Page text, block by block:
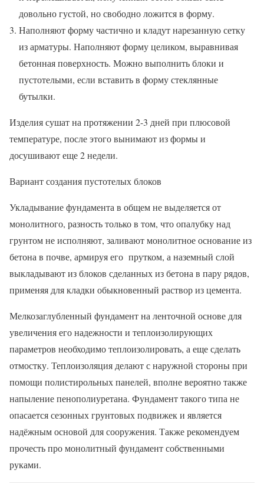
довольно густой, но свободно ложится в форму.
Наполняют форму частично и кладут нарезанную сетку
из арматуры. Наполняют форму целиком, выравнивая
бетонная поверхность. Можно выполнить блоки и
пустотелыми, если вставить в форму стеклянные
бутылки.
Изделия сушат на протяжении 2-3 дней при плюсовой
температуре, после этого вынимают из формы и
досушивают еще 2 недели.
Вариант создания пустотелых блоков
Укладывание фундамента в общем не выделяется от
монолитного, разность только в том, что опалубку над
грунтом не исполняют, заливают монолитное основание из
бетона в почве, армируя его прутком, а наземный слой
выкладывают из блоков сделанных из бетона в пару рядов,
применяя для кладки обыкновенный раствор из цемента.
Мелкозаглубленный фундамент на ленточной основе для
увеличения его надежности и теплоизолирующих
параметров необходимо теплоизолировать, а еще сделать
отмостку. Теплоизоляция делают с наружной стороны при
помощи полистирольных панелей, вполне вероятно также
напыление пенополиуретана. Фундамент такого типа не
опасается сезонных грунтовых подвижек и является
надёжным основой для сооружения. Также рекомендуем
прочесть про монолитный фундамент собственными
руками.